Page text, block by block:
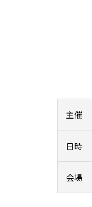
主催
日時
会場